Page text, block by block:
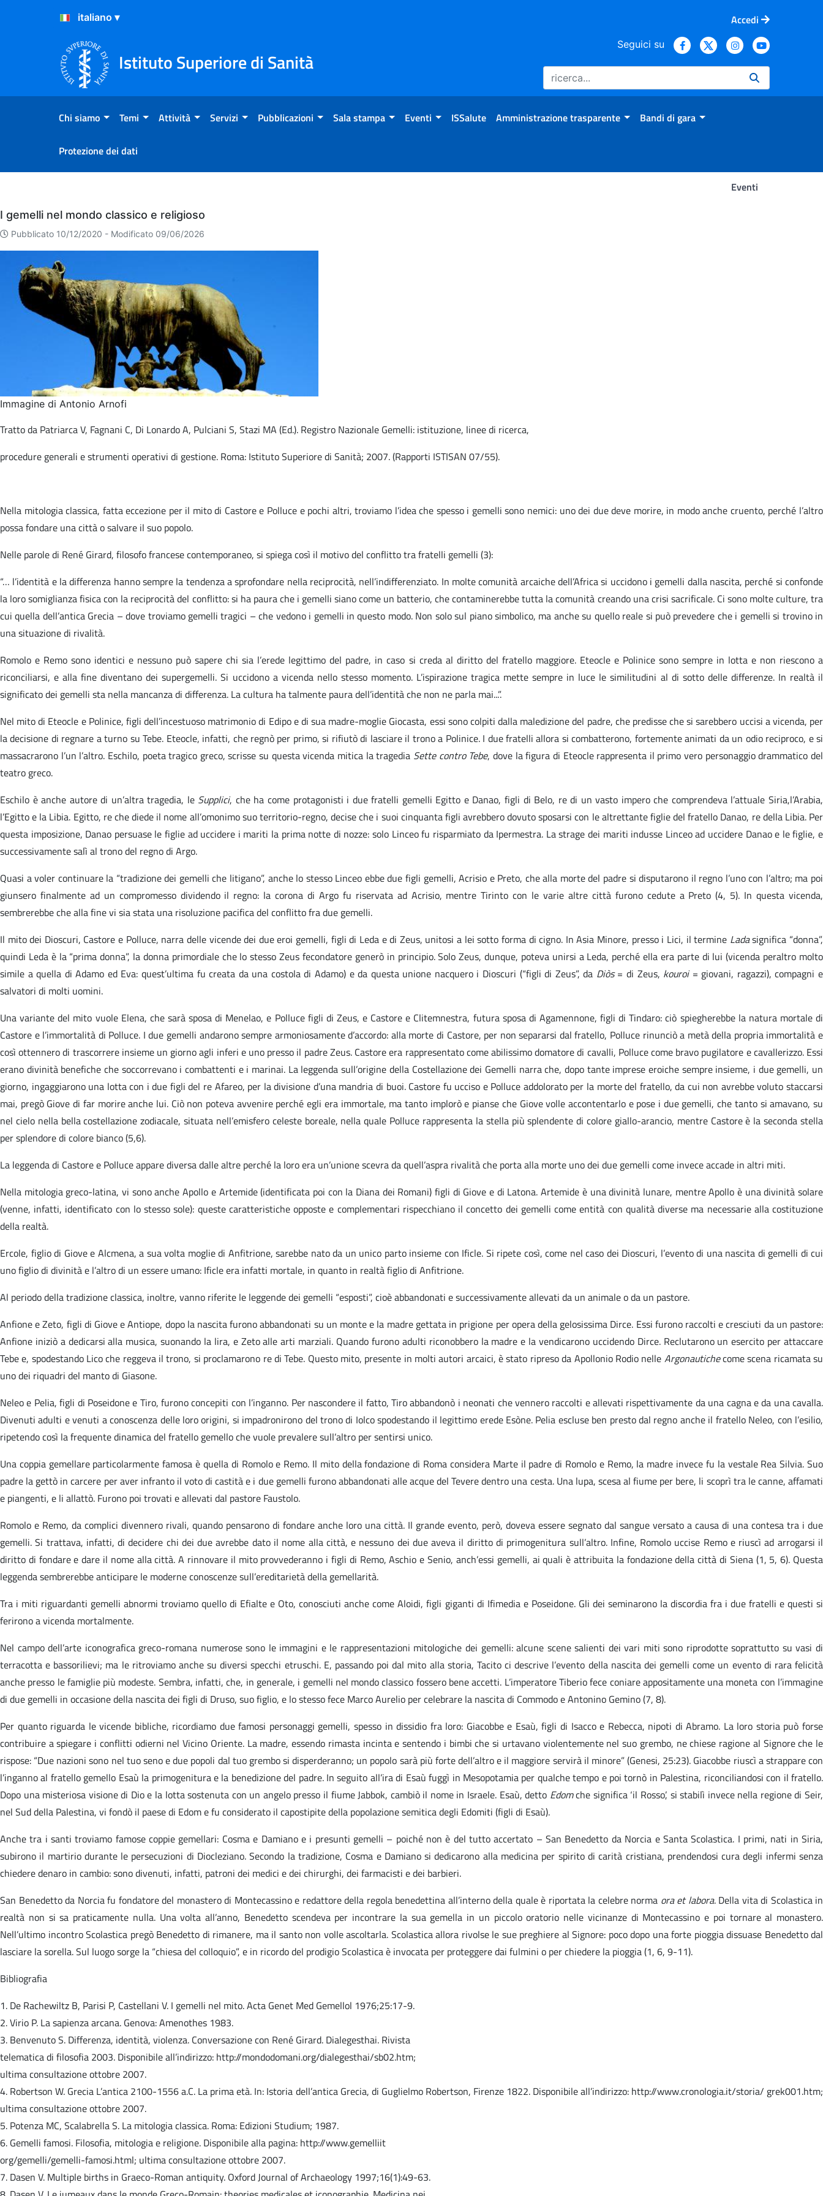
Salta al Contenuto
Salta al Footer
Accedi
Istituto Superiore di Sanità
Seguici su
Chi siamo Temi Attività Servizi Pubblicazioni Sala stampa Eventi ISSalute Amministrazione trasparente Bandi di gara
Protezione dei dati
Eventi
Eventi
I gemelli nel mondo classico e religioso
Pubblicato 10/12/2020 - Modificato 09/06/2026
Immagine di Antonio Arnofi
Tratto da Patriarca V, Fagnani C, Di Lonardo A, Pulciani S, Stazi MA (Ed.). Registro Nazionale Gemelli: istituzione, linee di ricerca,​
procedure generali e strumenti operativi di gestione. Roma: Istituto Superiore di Sanità; 2007. (Rapporti ISTISAN 07/55).​
Nella mitologia classica, fatta eccezione per il mito di Castore e Polluce e pochi altri, troviamo l’idea che spesso i gemelli sono nemici: uno dei due deve morire, in modo anche cruento, perché l’altro
possa fondare una città o salvare il suo popolo.
Nelle parole di René Girard, filosofo francese contemporaneo, si spiega così il motivo del conflitto tra fratelli gemelli (3):
“… l’identità e la differenza hanno sempre la tendenza a sprofondare nella reciprocità, nell’indifferenziato. In molte comunità arcaiche dell’Africa si uccidono i gemelli dalla nascita, perché si confonde
la loro somiglianza fisica con la reciprocità del conflitto: si ha paura che i gemelli siano come un batterio, che contaminerebbe tutta la comunità creando una crisi sacrificale. Ci sono molte culture, tra
cui quella dell’antica Grecia – dove troviamo gemelli tragici – che vedono i gemelli in questo modo. Non solo sul piano simbolico, ma anche su quello reale si può prevedere che i gemelli si trovino in
una situazione di rivalità.
Romolo e Remo sono identici e nessuno può sapere chi sia l’erede legittimo del padre, in caso si creda al diritto del fratello maggiore. Eteocle e Polinice sono sempre in lotta e non riescono a
riconciliarsi, e alla fine diventano dei supergemelli. Si uccidono a vicenda nello stesso momento. L’ispirazione tragica mette sempre in luce le similitudini al di sotto delle differenze. In realtà il
significato dei gemelli sta nella mancanza di differenza. La cultura ha talmente paura dell’identità che non ne parla mai...”.
Nel mito di Eteocle e Polinice, figli dell’incestuoso matrimonio di Edipo e di sua madre-moglie Giocasta, essi sono colpiti dalla maledizione del padre, che predisse che si sarebbero uccisi a vicenda, per
la decisione di regnare a turno su Tebe. Eteocle, infatti, che regnò per primo, si rifiutò di lasciare il trono a Polinice. I due fratelli allora si combatterono, fortemente animati da un odio reciproco, e si
massacrarono l’un l’altro. Eschilo, poeta tragico greco, scrisse su questa vicenda mitica la tragedia Sette contro Tebe, dove la figura di Eteocle rappresenta il primo vero personaggio drammatico del
teatro greco.
Eschilo è anche autore di un’altra tragedia, le Supplici, che ha come protagonisti i due fratelli gemelli Egitto e Danao, figli di Belo, re di un vasto impero che comprendeva l’attuale Siria,l’Arabia,
l’Egitto e la Libia. Egitto, re che diede il nome all’omonimo suo territorio-regno, decise che i suoi cinquanta figli avrebbero dovuto sposarsi con le altrettante figlie del fratello Danao, re della Libia. Per
questa imposizione, Danao persuase le figlie ad uccidere i mariti la prima notte di nozze: solo Linceo fu risparmiato da Ipermestra. La strage dei mariti indusse Linceo ad uccidere Danao e le figlie, e
successivamente salì al trono del regno di Argo.
Quasi a voler continuare la “tradizione dei gemelli che litigano”, anche lo stesso Linceo ebbe due figli gemelli, Acrisio e Preto, che alla morte del padre si disputarono il regno l’uno con l’altro; ma poi
giunsero finalmente ad un compromesso dividendo il regno: la corona di Argo fu riservata ad Acrisio, mentre Tirinto con le varie altre città furono cedute a Preto (4, 5). In questa vicenda,
sembrerebbe che alla fine vi sia stata una risoluzione pacifica del conflitto fra due gemelli.
Il mito dei Dioscuri, Castore e Polluce, narra delle vicende dei due eroi gemelli, figli di Leda e di Zeus, unitosi a lei sotto forma di cigno. In Asia Minore, presso i Lici, il termine Ladasignifica “donna”,
quindi Leda è la “prima donna”, la donna primordiale che lo stesso Zeus fecondatore generò in principio. Solo Zeus, dunque, poteva unirsi a Leda, perché ella era parte di lui (vicenda peraltro molto
simile a quella di Adamo ed Eva: quest’ultima fu creata da una costola di Adamo) e da questa unione nacquero i Dioscuri (“figli di Zeus”, da Diòs= di Zeus, kouroi = giovani, ragazzi), compagni e
salvatori di molti uomini.
Una variante del mito vuole Elena, che sarà sposa di Menelao, e Polluce figli di Zeus, e Castore e Clitemnestra, futura sposa di Agamennone, figli di Tindaro: ciò spiegherebbe la natura mortale di
Castore e l’immortalità di Polluce. I due gemelli andarono sempre armoniosamente d’accordo: alla morte di Castore, per non separarsi dal fratello, Polluce rinunciò a metà della propria immortalità e
così ottennero di trascorrere insieme un giorno agli inferi e uno presso il padre Zeus. Castore era rappresentato come abilissimo domatore di cavalli, Polluce come bravo pugilatore e cavallerizzo. Essi
erano divinità benefiche che soccorrevano i combattenti e i marinai. La leggenda sull’origine della Costellazione dei Gemelli narra che, dopo tante imprese eroiche sempre insieme, i due gemelli, un
giorno, ingaggiarono una lotta con i due figli del re Afareo, per la divisione d’una mandria di buoi. Castore fu ucciso e Polluce addolorato per la morte del fratello, da cui non avrebbe voluto staccarsi
mai, pregò Giove di far morire anche lui. Ciò non poteva avvenire perché egli era immortale, ma tanto implorò e pianse che Giove volle accontentarlo e pose i due gemelli, che tanto si amavano, su
nel cielo nella bella costellazione zodiacale, situata nell’emisfero celeste boreale, nella quale Polluce rappresenta la stella più splendente di colore giallo-arancio, mentre Castore è la seconda stella
per splendore di colore bianco (5,6).
La leggenda di Castore e Polluce appare diversa dalle altre perché la loro era un’unione scevra da quell’aspra rivalità che porta alla morte uno dei due gemelli come invece accade in altri miti.
Nella mitologia greco-latina, vi sono anche Apollo e Artemide (identificata poi con la Diana dei Romani) figli di Giove e di Latona. Artemide è una divinità lunare, mentre Apollo è una divinità solare
(venne, infatti, identificato con lo stesso sole): queste caratteristiche opposte e complementari rispecchiano il concetto dei gemelli come entità con qualità diverse ma necessarie alla costituzione
della realtà.
Ercole, figlio di Giove e Alcmena, a sua volta moglie di Anfitrione, sarebbe nato da un unico parto insieme con Ificle. Si ripete così, come nel caso dei Dioscuri, l’evento di una nascita di gemelli di cui
uno figlio di divinità e l’altro di un essere umano: Ificle era infatti mortale, in quanto in realtà figlio di Anfitrione.
Al periodo della tradizione classica, inoltre, vanno riferite le leggende dei gemelli “esposti”, cioè abbandonati e successivamente allevati da un animale o da un pastore.
Anfione e Zeto, figli di Giove e Antiope, dopo la nascita furono abbandonati su un monte e la madre gettata in prigione per opera della gelosissima Dirce. Essi furono raccolti e cresciuti da un pastore:
Anfione iniziò a dedicarsi alla musica, suonando la lira, e Zeto alle arti marziali. Quando furono adulti riconobbero la madre e la vendicarono uccidendo Dirce. Reclutarono un esercito per attaccare
Tebe e, spodestando Lico che reggeva il trono, si proclamarono re di Tebe. Questo mito, presente in molti autori arcaici, è stato ripreso da Apollonio Rodio nelle Argonautichecome scena ricamata su
uno dei riquadri del manto di Giasone.
Neleo e Pelia, figli di Poseidone e Tiro, furono concepiti con l’inganno. Per nascondere il fatto, Tiro abbandonò i neonati che vennero raccolti e allevati rispettivamente da una cagna e da una cavalla.
Divenuti adulti e venuti a conoscenza delle loro origini, si impadronirono del trono di Iolco spodestando il legittimo erede Esòne. Pelia escluse ben presto dal regno anche il fratello Neleo, con l’esilio,
ripetendo così la frequente dinamica del fratello gemello che vuole prevalere sull’altro per sentirsi unico.
Una coppia gemellare particolarmente famosa è quella di Romolo e Remo. Il mito della fondazione di Roma considera Marte il padre di Romolo e Remo, la madre invece fu la vestale Rea Silvia. Suo
padre la gettò in carcere per aver infranto il voto di castità e i due gemelli furono abbandonati alle acque del Tevere dentro una cesta. Una lupa, scesa al fiume per bere, li scoprì tra le canne, affamati
e piangenti, e li allattò. Furono poi trovati e allevati dal pastore Faustolo.
Romolo e Remo, da complici divennero rivali, quando pensarono di fondare anche loro una città. Il grande evento, però, doveva essere segnato dal sangue versato a causa di una contesa tra i due
gemelli. Si trattava, infatti, di decidere chi dei due avrebbe dato il nome alla città, e nessuno dei due aveva il diritto di primogenitura sull’altro. Infine, Romolo uccise Remo e riuscì ad arrogarsi il
diritto di fondare e dare il nome alla città. A rinnovare il mito provvederanno i figli di Remo, Aschio e Senio, anch’essi gemelli, ai quali è attribuita la fondazione della città di Siena (1, 5, 6). Questa
leggenda sembrerebbe anticipare le moderne conoscenze sull’ereditarietà della gemellarità.
Tra i miti riguardanti gemelli abnormi troviamo quello di Efialte e Oto, conosciuti anche come Aloidi, figli giganti di Ifimedia e Poseidone. Gli dei seminarono la discordia fra i due fratelli e questi si
ferirono a vicenda mortalmente.
Nel campo dell’arte iconografica greco-romana numerose sono le immagini e le rappresentazioni mitologiche dei gemelli: alcune scene salienti dei vari miti sono riprodotte soprattutto su vasi di
terracotta e bassorilievi; ma le ritroviamo anche su diversi specchi etruschi. E, passando poi dal mito alla storia, Tacito ci descrive l’evento della nascita dei gemelli come un evento di rara felicità
anche presso le famiglie più modeste. Sembra, infatti, che, in generale, i gemelli nel mondo classico fossero bene accetti. L’imperatore Tiberio fece coniare appositamente una moneta con l’immagine
di due gemelli in occasione della nascita dei figli di Druso, suo figlio, e lo stesso fece Marco Aurelio per celebrare la nascita di Commodo e Antonino Gemino (7, 8).
Per quanto riguarda le vicende bibliche, ricordiamo due famosi personaggi gemelli, spesso in dissidio fra loro: Giacobbe e Esaù, figli di Isacco e Rebecca, nipoti di Abramo. La loro storia può forse
contribuire a spiegare i conflitti odierni nel Vicino Oriente. La madre, essendo rimasta incinta e sentendo i bimbi che si urtavano violentemente nel suo grembo, ne chiese ragione al Signore che le
rispose: “Due nazioni sono nel tuo seno e due popoli dal tuo grembo si disperderanno; un popolo sarà più forte dell’altro e il maggiore servirà il minore” (Genesi, 25:23). Giacobbe riuscì a strappare con
l’inganno al fratello gemello Esaù la primogenitura e la benedizione del padre. In seguito all’ira di Esaù fuggì in Mesopotamia per qualche tempo e poi tornò in Palestina, riconciliandosi con il fratello.
Dopo una misteriosa visione di Dio e la lotta sostenuta con un angelo presso il fiume Jabbok, cambiò il nome in Israele. Esaù, detto Edomche significa ‘il Rosso’, si stabilì invece nella regione di Seir,
nel Sud della Palestina, vi fondò il paese di Edom e fu considerato il capostipite della popolazione semitica degli Edomiti (figli di Esaù).
Anche tra i santi troviamo famose coppie gemellari: Cosma e Damiano e i presunti gemelli – poiché non è del tutto accertato – San Benedetto da Norcia e Santa Scolastica. I primi, nati in Siria,
subirono il martirio durante le persecuzioni di Diocleziano. Secondo la tradizione, Cosma e Damiano si dedicarono alla medicina per spirito di carità cristiana, prendendosi cura degli infermi senza
chiedere denaro in cambio: sono divenuti, infatti, patroni dei medici e dei chirurghi, dei farmacisti e dei barbieri.
San Benedetto da Norcia fu fondatore del monastero di Montecassino e redattore della regola benedettina all’interno della quale è riportata la celebre norma ora et labora. Della vita di Scolastica in
realtà non si sa praticamente nulla. Una volta all’anno, Benedetto scendeva per incontrare la sua gemella in un piccolo oratorio nelle vicinanze di Montecassino e poi tornare al monastero.
Nell’ultimo incontro Scolastica pregò Benedetto di rimanere, ma il santo non volle ascoltarla. Scolastica allora rivolse le sue preghiere al Signore: poco dopo una forte pioggia dissuase Benedetto dal
lasciare la sorella. Sul luogo sorge la “chiesa del colloquio”, e in ricordo del prodigio Scolastica è invocata per proteggere dai fulmini o per chiedere la pioggia (1, 6, 9-11).
Bibliografia
1. De Rachewiltz B, Parisi P, Castellani V. I gemelli nel mito. Acta Genet Med Gemellol 1976;25:17-9.
2. Virio P. La sapienza arcana. Genova: Amenothes 1983.
3. Benvenuto S. Differenza, identità, violenza. Conversazione con René Girard. Dialegesthai. Rivista
telematica di filosofia 2003. Disponibile all’indirizzo: http://mondodomani.org/dialegesthai/sb02.htm;
ultima consultazione ottobre 2007.
4. Robertson W. Grecia L’antica 2100-1556 a.C. La prima età. In: Istoria dell’antica Grecia, di Guglielmo Robertson, Firenze 1822. Disponibile all’indirizzo: http://www.cronologia.it/storia/ grek001.htm;
ultima consultazione ottobre 2007.
5. Potenza MC, Scalabrella S. La mitologia classica. Roma: Edizioni Studium; 1987.
6. Gemelli famosi. Filosofia, mitologia e religione. Disponibile alla pagina: http://www.gemelliit
org/gemelli/gemelli-famosi.html; ultima consultazione ottobre 2007.
7. Dasen V. Multiple births in Graeco-Roman antiquity. Oxford Journal of Archaeology 1997;16(1):49-63.